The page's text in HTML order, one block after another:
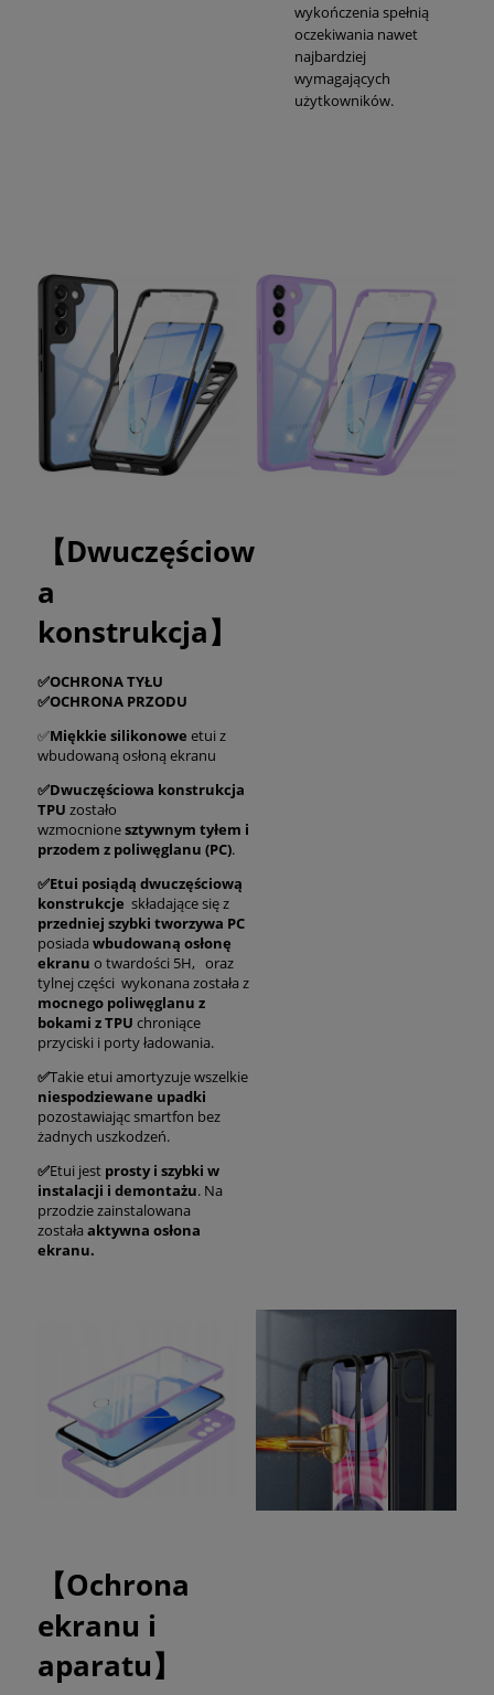
wykończenia spełnią
oczekiwania nawet
najbardziej
wymagających
użytkowników.
【Dwuczęściow
a
konstrukcja】
✅OCHRONA TYŁU
✅OCHRONA PRZODU
✅Miękkie silikonowe etui z
wbudowaną osłoną ekranu
✅Dwuczęściowa konstrukcja
TPU zostało
wzmocnionesztywnym tyłem i
przodem z poliwęglanu (PC).
✅Etui posiądą dwuczęściową
konstrukcje składające się z
przedniej szybki tworzywa PC
posiada wbudowaną osłonę
ekranu o twardości 5H, oraz
tylnej części wykonana została z
mocnego poliwęglanu z
bokami z TPU chroniące
przyciski i porty ładowania.
✅Takie etui amortyzuje wszelkie
niespodziewane upadki
pozostawiając smartfon bez
żadnych uszkodzeń.
✅Etui jest prosty i szybki w
instalacji i demontażu. Na
przodzie zainstalowana
została aktywna osłona
ekranu.
【Ochrona
ekranu i
aparatu】